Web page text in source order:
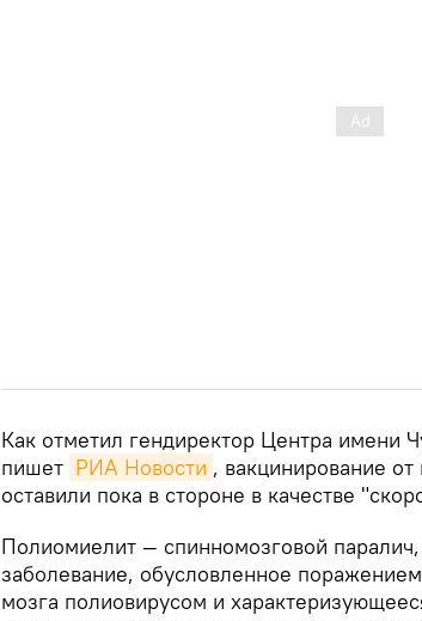
Как отметил гендиректор Центра имени
пишет РИА Новости , вакцинирование
оставили пока в стороне в качестве
Полиомиелит — спинномозговой
заболевание, обусловленное
мозга полиовирусом и